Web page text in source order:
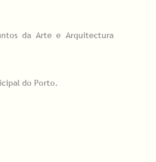
da Arte e Arquitectura
do Porto.